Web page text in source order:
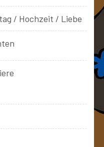
/ Hochzeit / Liebe